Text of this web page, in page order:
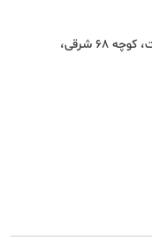
تهران، شیراز جنوبی، پایین‌تر از اتوبان همت، کوچه 68 شرقی،